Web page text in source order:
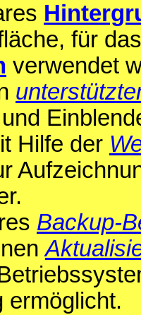
für
verwendet
und
Hilfe der
Backup-
ermöglicht.